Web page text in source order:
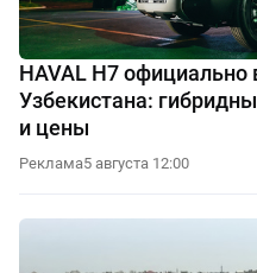
HAVAL H7
Узбекистана:
и цены
Реклама5 августа 12:00